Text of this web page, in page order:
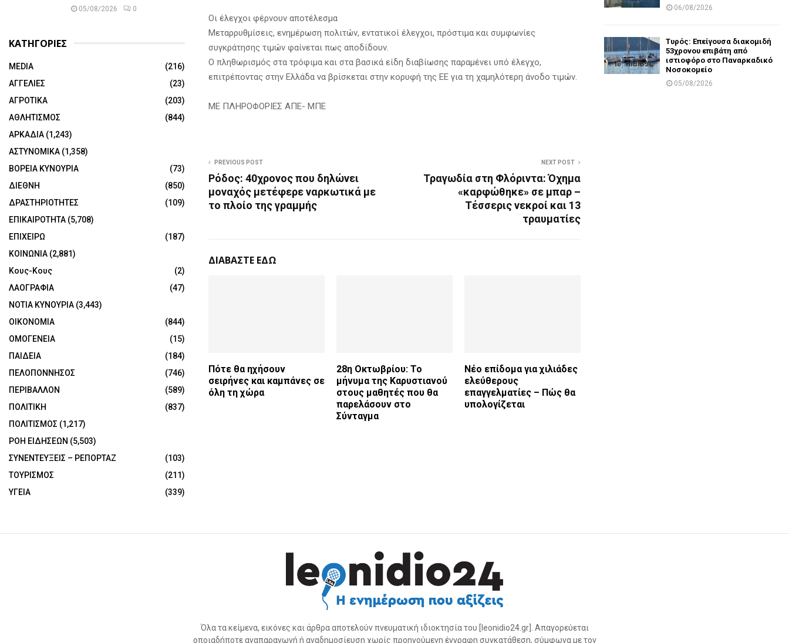
Οι έλεγχοι φέρνουν αποτέλεσμα
Μεταρρυθμίσεις, ενημέρωση πολιτών, εντατικοί έλεγχοι, πρόστιμα και συμφωνίες
συγκράτησης τιμών φαίνεται πως αποδίδουν.
Ο πληθωρισμός στα τρόφιμα και στα βασικά είδη διαβίωσης παραμένει υπό έλεγχο,
επιτρέποντας στην Ελλάδα να βρίσκεται στην κορυφή της ΕΕ για τη χαμηλότερη άνοδο τιμών.
ΜΕ ΠΛΗΡΟΦΟΡΙΕΣ ΑΠΕ- ΜΠΕ
PREVIOUS POST
Ρόδος: 40χρονος που δηλώνει
μοναχός μετέφερε ναρκωτικά με
το πλοίο της γραμμής
NEXT POST
Τραγωδία στη Φλόριντα: Όχημα
«καρφώθηκε» σε μπαρ –
Τέσσερις νεκροί και 13
τραυματίες
ΔΙΑΒΑΣΤΕ ΕΔΩ
Πότε θα ηχήσουν
σειρήνες και καμπάνες σε
όλη τη χώρα
28η Οκτωβρίου: Το
μήνυμα της Καρυστιανού
στους μαθητές που θα
παρελάσουν στο
Σύνταγμα
Νέο επίδομα για χιλιάδες
ελεύθερους
επαγγελματίες – Πώς θα
υπολογίζεται
05/08/2026 0
ΚΑΤΗΓΟΡΙΕΣ
MEDIA
(216)
ΑΓΓΕΛΙΕΣ
(23)
ΑΓΡΟΤΙΚΑ
(203)
ΑΘΛΗΤΙΣΜΟΣ
(844)
ΑΡΚΑΔΙΑ (1,243)
ΑΣΤΥΝΟΜΙΚΑ (1,358)
ΒΟΡΕΙΑ ΚΥΝΟΥΡΙΑ
(73)
ΔΙΕΘΝΗ
(850)
ΔΡΑΣΤΗΡΙΟΤΗΤΕΣ
(109)
ΕΠΙΚΑΙΡΟΤΗΤΑ (5,708)
ΕΠΙΧΕΙΡΩ
(187)
ΚΟΙΝΩΝΙΑ (2,881)
Κους-Κους
(2)
ΛΑΟΓΡΑΦΙΑ
(47)
ΝΟΤΙΑ ΚΥΝΟΥΡΙΑ (3,443)
ΟΙΚΟΝΟΜΙΑ
(844)
ΟΜΟΓΕΝΕΙΑ
(15)
ΠΑΙΔΕΙΑ
(184)
ΠΕΛΟΠΟΝΝΗΣΟΣ
(746)
ΠΕΡΙΒΑΛΛΟΝ
(589)
ΠΟΛΙΤΙΚΗ
(837)
ΠΟΛΙΤΙΣΜΟΣ (1,217)
ΡΟΗ ΕΙΔΗΣΕΩΝ (5,503)
ΣΥΝΕΝΤΕΥΞΕΙΣ – ΡΕΠΟΡΤΑΖ
(103)
ΤΟΥΡΙΣΜΟΣ
(211)
ΥΓΕΙΑ
(339)
06/08/2026
Τυρός: Επείγουσα διακομιδή
53χρονου επιβάτη από
ιστιοφόρο στο Παναρκαδικό
Νοσοκομείο
05/08/2026
Όλα τα κείμενα, εικόνες και άρθρα αποτελούν πνευματική ιδιοκτησία του [leonidio24.gr]. Απαγορεύεται
οποιαδήποτε αναπαραγωγή ή αναδημοσίευση χωρίς προηγούμενη έγγραφη συγκατάθεση, σύμφωνα με τον